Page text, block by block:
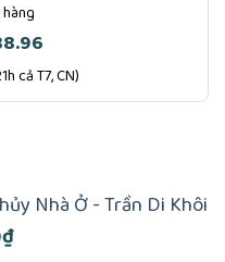
cả T7, CN)
Nhà Ở - Trần Di Khôi
₫Giá